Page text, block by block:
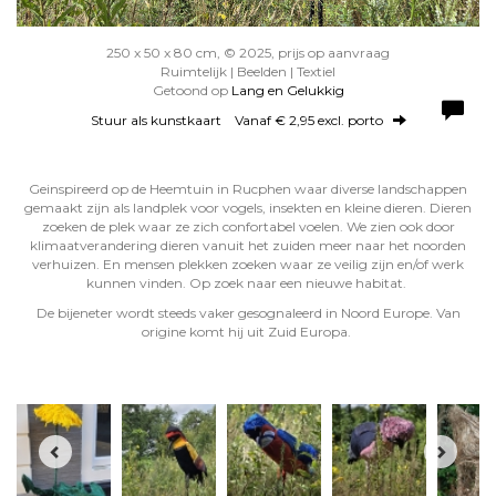
250 x 50 x 80 cm, © 2025, prijs op aanvraag
Ruimtelijk | Beelden | Textiel
Getoond op Lang en Gelukkig
Stuur als kunstkaart Vanaf € 2,95 excl. porto
Geinspireerd op de Heemtuin in Rucphen waar diverse landschappen
gemaakt zijn als landplek voor vogels, insekten en kleine dieren. Dieren
zoeken de plek waar ze zich confortabel voelen. We zien ook door
klimaatverandering dieren vanuit het zuiden meer naar het noorden
verhuizen. En mensen plekken zoeken waar ze veilig zijn en/of werk
kunnen vinden. Op zoek naar een nieuwe habitat.
De bijeneter wordt steeds vaker gesognaleerd in Noord Europe. Van
origine komt hij uit Zuid Europa.